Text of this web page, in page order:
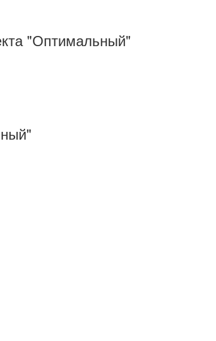
"Оптимальный"